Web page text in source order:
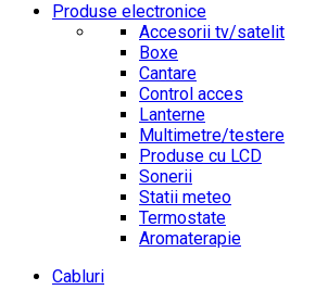
Produse electronice
Accesorii tv/satelit
Boxe
Cantare
Control acces
Lanterne
Multimetre/testere
Produse cu LCD
Sonerii
Statii meteo
Termostate
Aromaterapie
Cabluri